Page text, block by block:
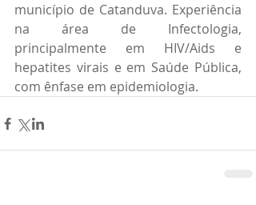
município de Catanduva. Experiência
na área de Infectologia,
principalmente em HIV/Aids e
hepatites virais e em Saúde Pública,
com ênfase em epidemiologia.